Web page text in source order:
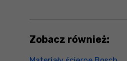
Zobacz również: